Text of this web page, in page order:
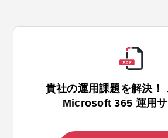
貴社の運用課題を解決！
Microsoft 365 運用